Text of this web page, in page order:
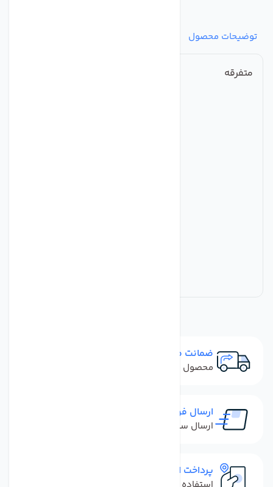
توضیحات محصول
متفرقه
ضمانت مرجوعی
محصول نباید آسیب دیده باشد
ارسال فوری
ارسال سفارش در کمترین زمان ممکن
پرداخت امن